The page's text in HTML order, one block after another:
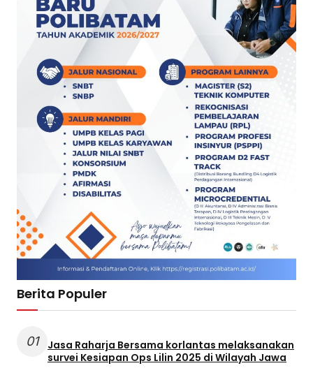
Berita Populer
01
Jasa Raharja Bersama korlantas melaksanakan
survei Kesiapan Ops Lilin 2025 di Wilayah Jawa